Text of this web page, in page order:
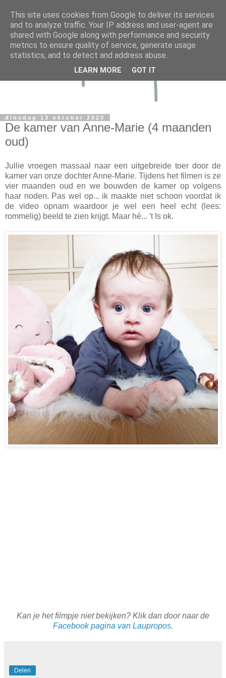
dinsdag 13 oktober 2020
De kamer van Anne-Marie (4 maanden
oud)
Jullie vroegen massaal naar een uitgebreide toer door de
kamer van onze dochter Anne-Marie. Tijdens het filmen is ze
vier maanden oud en we bouwden de kamer op volgens
haar noden. Pas wel op... ik maakte niet schoon voordat ik
de video opnam waardoor je wel een heel echt (lees:
rommelig) beeld te zien krijgt. Maar hé... 't Is ok.
Kan je het filmpje niet bekijken? Klik dan door naar de
Facebook pagina van Laupropos.
Delen
This site uses cookies from Google to deliver its services
and to analyze traffic. Your IP address and user-agent are
shared with Google along with performance and security
metrics to ensure quality of service, generate usage
statistics, and to detect and address abuse.
LEARN MORE GOT IT